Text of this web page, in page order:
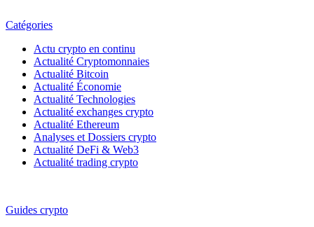
Catégories
Actu crypto en continu
Actualité Cryptomonnaies
Actualité Bitcoin
Actualité Économie
Actualité Technologies
Actualité exchanges crypto
Actualité Ethereum
Analyses et Dossiers crypto
Actualité DeFi & Web3
Actualité trading crypto
Guides crypto